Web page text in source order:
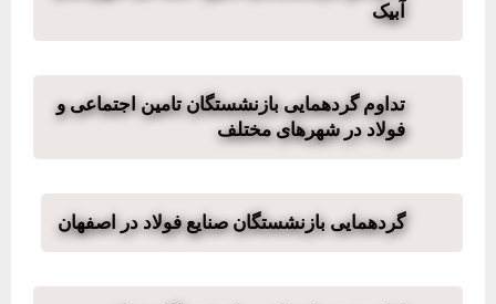
آبیک
تداوم گردهمایی بازنشستگان تامین اجتماعی و
فولاد در شهرهای مختلف
گردهمایی بازنشستگان صنایع فولاد در اصفهان